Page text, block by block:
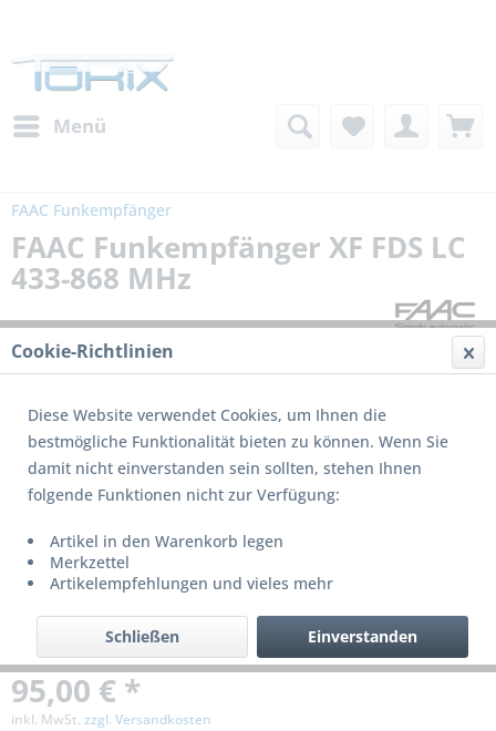
Menü
FAAC Funkempfänger
FAAC Funkempfänger XF FDS LC
433-868 MHz
95,00 € *
inkl. MwSt. zzgl. Versandkosten
Cookie-Richtlinien
Diese Website verwendet Cookies, um Ihnen die
bestmögliche Funktionalität bieten zu können. Wenn Sie
damit nicht einverstanden sein sollten, stehen Ihnen
folgende Funktionen nicht zur Verfügung:
Artikel in den Warenkorb legen
Merkzettel
Artikelempfehlungen und vieles mehr
Einverstanden
Schließen